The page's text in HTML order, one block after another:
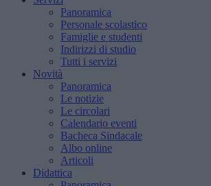
Panoramica
Personale scolastico
Famiglie e studenti
Indirizzi di studio
Tutti i servizi
Novità
Panoramica
Le notizie
Le circolari
Calendario eventi
Bacheca Sindacale
Albo online
Articoli
Didattica